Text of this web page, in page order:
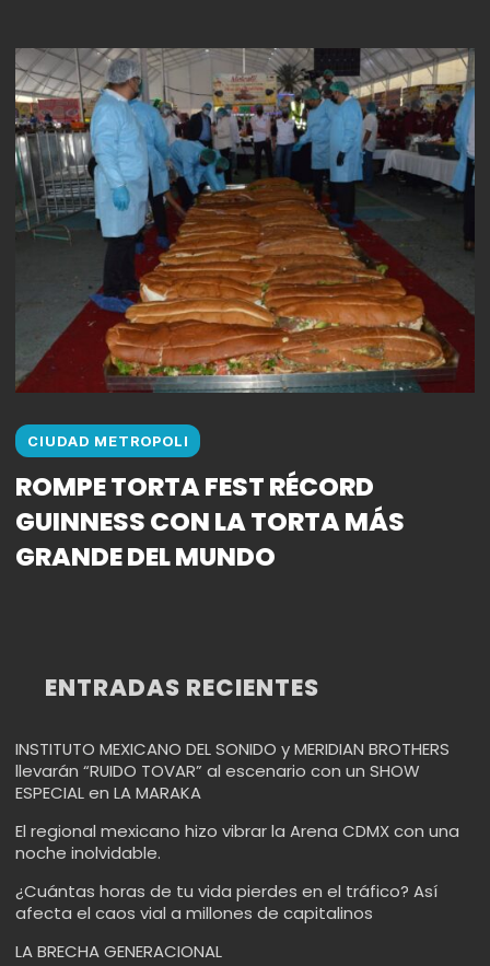
CIUDAD METROPOLI
ROMPE TORTA FEST RÉCORD
GUINNESS CON LA TORTA MÁS
GRANDE DEL MUNDO
ENTRADAS RECIENTES
INSTITUTO MEXICANO DEL SONIDO y MERIDIAN BROTHERS
llevarán “RUIDO TOVAR” al escenario con un SHOW
ESPECIAL en LA MARAKA
El regional mexicano hizo vibrar la Arena CDMX con una
noche inolvidable.
¿Cuántas horas de tu vida pierdes en el tráfico? Así
afecta el caos vial a millones de capitalinos
LA BRECHA GENERACIONAL